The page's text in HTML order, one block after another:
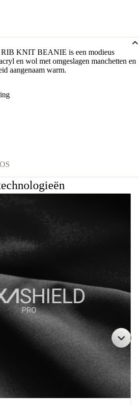
RIB KNIT BEANIE is een modieus
en wol met omgeslagen manchetten en
aangenaam warm.